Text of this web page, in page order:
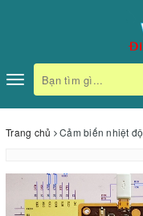
Toggle
navigation
Trang chủ Cảm biến nhiệt độ